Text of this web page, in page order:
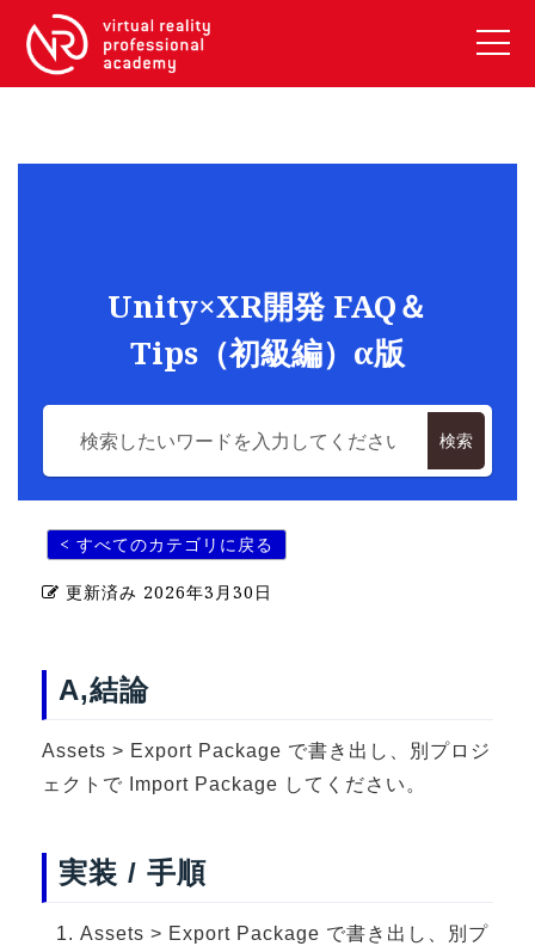
VRアカデミーとは
【2026年10月】ARエキスパートコース
【2026年10月】VRエキスパートコース
《SDGs》
U-15メタバースプログラミング講座
受講生紹介
イベント
企業向け
《3DGS》
Unity×XR開発 FAQ＆
Tips（初級編）α版
検索
< すべてのカテゴリに戻る
更新済み 2026年3月30日
A,結論
Assets > Export Package で書き出し、別プロジ
ェクトで Import Package してください。
実装 / 手順
Assets > Export Package で書き出し、別プ